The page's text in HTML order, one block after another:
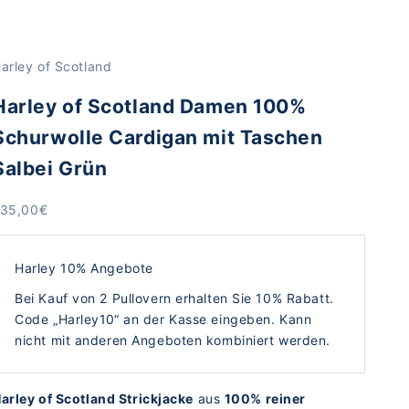
of Scotland
of Scotland Damen 100%
Cardigan mit Taschen
Grün
Harley 10% Angebote
Bei Kauf von 2 Pullovern erhalten Sie 10% Rabatt.
Code „Harley10“ an der Kasse eingeben. Kann
nicht mit anderen Angeboten kombiniert werden.
of Scotland Strickjacke aus 100% reiner